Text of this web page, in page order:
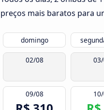
preços mais baratos para
domingo
02/08
09/08